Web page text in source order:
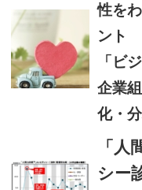
性を
ント
「ビ
企業
化・
「
シー